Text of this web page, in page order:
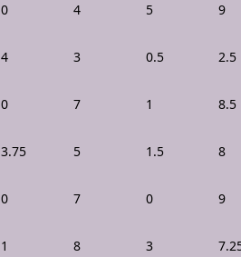
0 4 5 9
4 3 0.5 2.5
0 7 1 8.5
3.75 5 1.5 8
0 7 0 9
1 8 3